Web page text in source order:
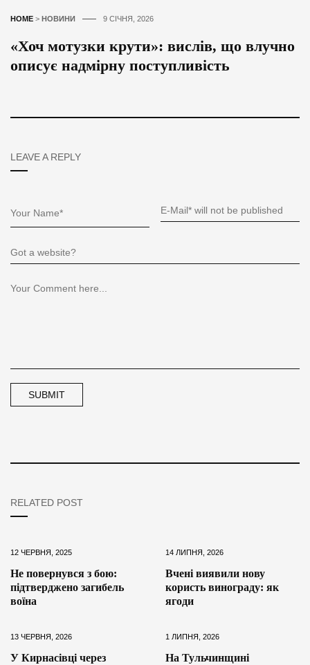
HOME > НОВИНИ 9 СІЧНЯ, 2026
«Хоч мотузки крути»: вислів, що влучно
описує надмірну поступливість
LEAVE A REPLY
RELATED POST
12 ЧЕРВНЯ, 2025
Не повернувся з бою:
підтверджено загибель
воїна
14 ЛИПНЯ, 2026
Вчені виявили нову
користь винограду: як
ягоди
13 ЧЕРВНЯ, 2026
У Кирнасівці через
1 ЛИПНЯ, 2026
На Тульчинщині